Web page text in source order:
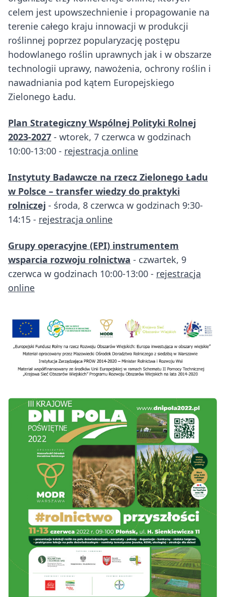
celem jest upowszechnienie i propagowanie na
terenie całego kraju innowacji w produkcji
roślinnej poprzez popularyzację postępu
hodowlanego roślin uprawnych jak i w obszarze
technologii uprawy, nawożenia, ochrony roślin i
nawadniania pod kątem Europejskiego
Zielonego Ładu.
Plan Strategiczny Wspólnej Polityki Rolnej
2023-2027 - wtorek, 7 czerwca w godzinach
10:00-13:00 - rejestracja online
Instytuty Badawcze na rzecz Zielonego Ładu
w Polsce – transfer wiedzy do praktyki
rolniczej - środa, 8 czerwca w godzinach 9:30-
14:15 - rejestracja online
Grupy operacyjne (EPI) instrumentem
wsparcia rozwoju rolnictwa - czwartek, 9
czerwca w godzinach 10:00-13:00 - rejestracja
online